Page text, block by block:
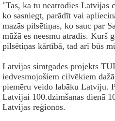
"Tas, ka tu neatrodies Latvijas
ko sasniegt, parādīt vai
mazās pilsētiņas, ko sauc par
mūžā es neesmu atradis. Kurš
pilsētiņas kārtībā, tad arī būs
Latvijas simtgades projekts
iedvesmojošiem cilvēkiem
piemēru veido labāku Latviju.
Latvijai 100.dzimšanas dienā
Latvijas reģionos.